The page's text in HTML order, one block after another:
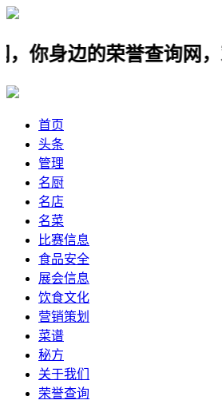
的荣誉查询网，欢迎
首页
头条
管理
名厨
名店
名菜
比赛信息
食品安全
展会信息
饮食文化
营销策划
菜谱
秘方
关于我们
荣誉查询